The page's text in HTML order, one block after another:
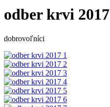
odber krvi 2017
dobrovoľníci